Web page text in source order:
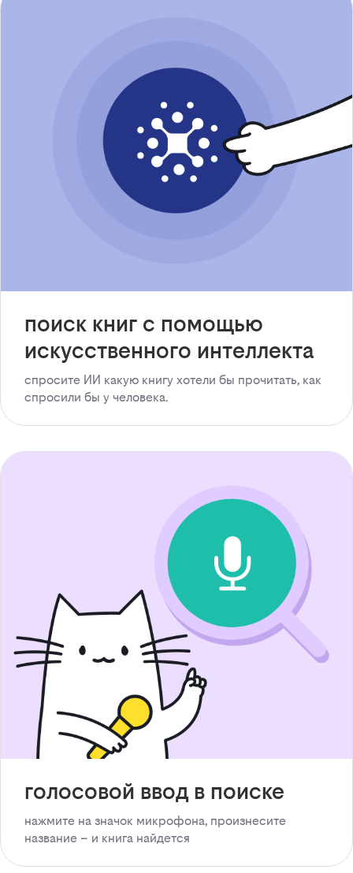
поиск книг с помощью
искусственного интеллекта
спросите ИИ какую книгу хотели бы прочитать, как
спросили бы у человека.
голосовой ввод в поиске
нажмите на значок микрофона, произнесите
название – и книга найдется